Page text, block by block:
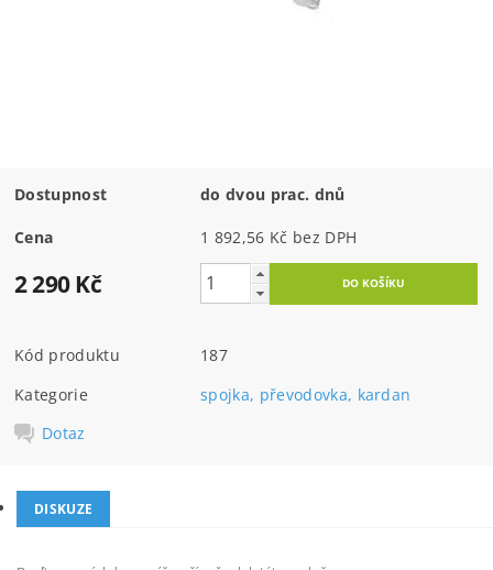
Dostupnost do dvou prac. dnů
Cena 1 892,56 Kč bez DPH
2 290 Kč
Kód produktu
187
Kategorie
spojka, převodovka, kardan
Dotaz
DISKUZE